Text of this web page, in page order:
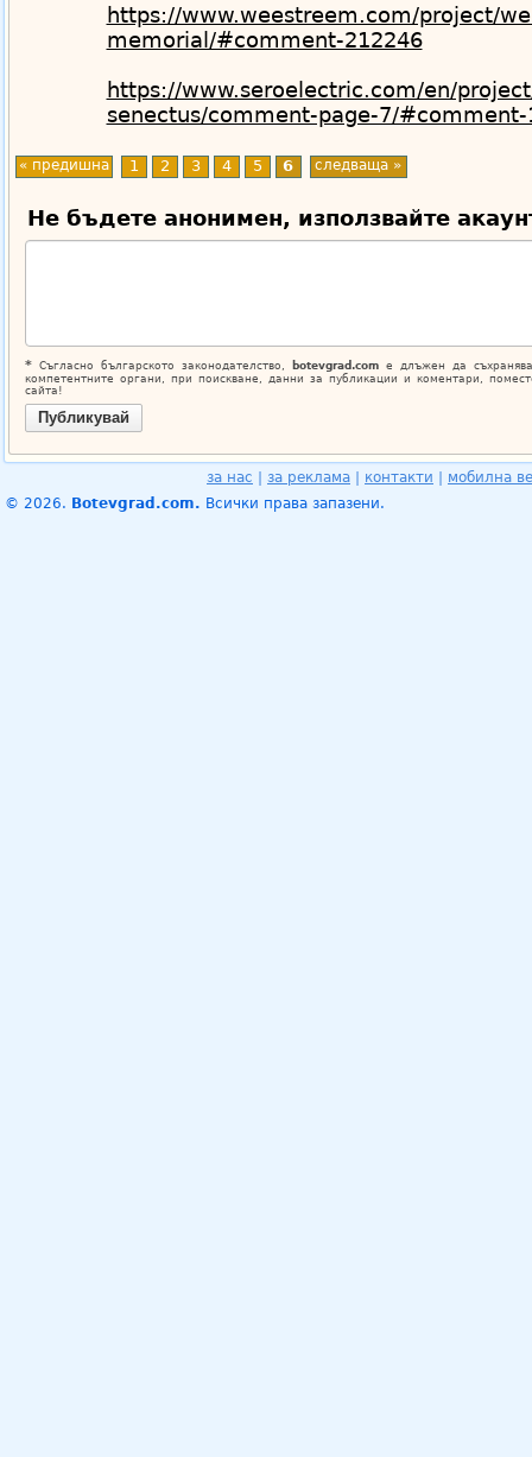
https://www.weestreem.com/project/
memorial/#comment-212246
https://www.seroelectric.com/en/
senectus/comment-page-7/#comment-
« предишна 1 2 3 4 5 6 следваща »
Не бъдете анонимен, използвайте
*Съгласно българското законодателство, botevgrad.comе длъжен да
компетентните органи, при поискване, данни за публикации и коментари,
сайта!
за нас за реклама контакти
мобилна
© 2026. Botevgrad.com. Всички права запазени.